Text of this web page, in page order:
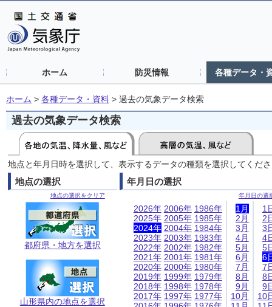
ホーム 防災情報 各種データ・
ホーム > 各種データ・資料 > 過去の気象データ検索
過去の気象データ検索
地点と年月日時を選択して、表示するデータの種類を選択してくだ
地点の選択
地点の選択をクリア
都府県・地方を選択
山形県内の地点を選択
年月日の選択
年月日の選
2026年
2025年
2024年
2023年
2022年
2021年
2020年
2019年
2018年
2017年
2006年
2005年
2004年
2003年
2002年
2001年
2000年
1999年
1998年
1997年
1986年
1985年
1984年
1983年
1982年
1981年
1980年
1979年
1978年
1977年
1月
2月
3月
4月
5月
6月
7月
8月
9月
10月
1
2
3
4
5
6
7
8
9
10